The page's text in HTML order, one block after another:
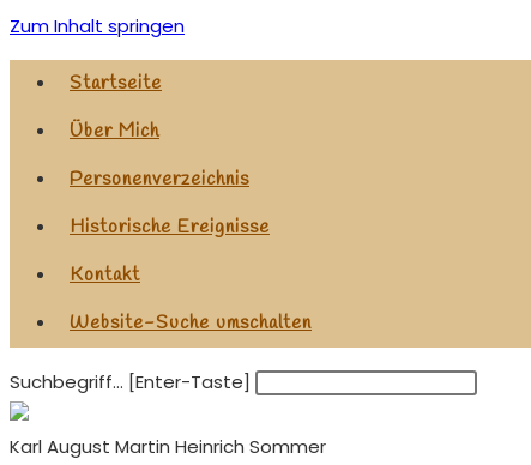
Zum Inhalt springen
Startseite
Über Mich
Personenverzeichnis
Historische Ereignisse
Kontakt
Website-Suche umschalten
Suchbegriff... [Enter-Taste]
Karl August Martin Heinrich Sommer